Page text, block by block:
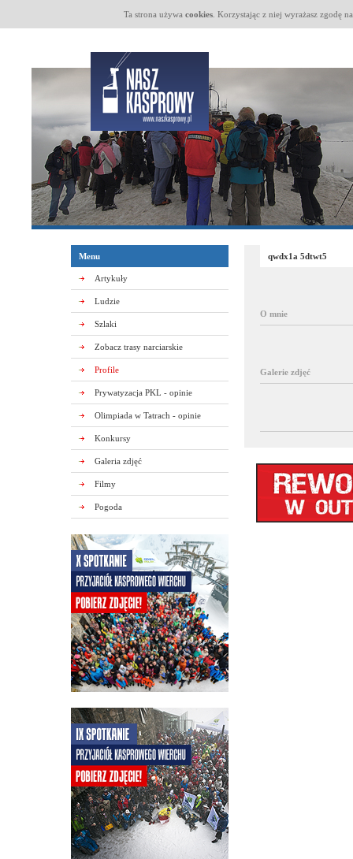
Ta strona używa cookies. Korzystając z niej wyrażasz zgodę
Menu
Artykuły
Ludzie
Szlaki
Zobacz trasy narciarskie
Profile
Prywatyzacja PKL - opinie
Olimpiada w Tatrach - opinie
Konkursy
Galeria zdjęć
Filmy
Pogoda
qwdx1a 5dtwt5
O mnie
Galerie zdjęć